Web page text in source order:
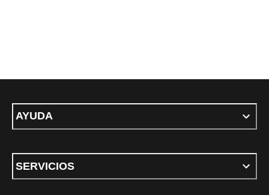
AYUDA
SERVICIOS